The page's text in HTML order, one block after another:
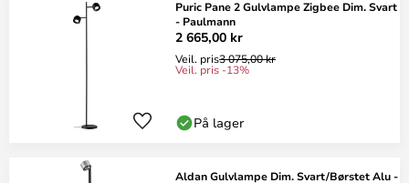
Puric Pane 2 Gulvlampe Zigbee Dim. Svart
- Paulmann
2 665,00 kr
Veil. pris3 075,00 kr
Veil. pris -13%
På lager
Aldan Gulvlampe Dim. Svart/Børstet Alu -